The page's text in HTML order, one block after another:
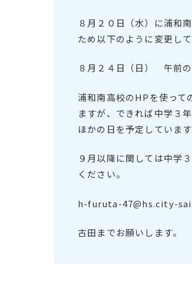
８月２０日（水）に浦和
ため以下のように変更して
８月２４日（日） 午前
浦和南高校のHPを使って
ますが、できれば中学３
ほかの日を予定しています
９月以降に関しては中学
ください。
h-furuta-47@hs.city-
古田までお願いします。